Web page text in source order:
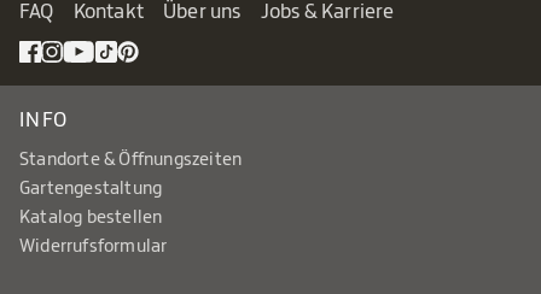
FAQ Kontakt Über uns Jobs & Karriere
INFO
Standorte & Öffnungszeiten
Gartengestaltung
Katalog bestellen
Widerrufsformular